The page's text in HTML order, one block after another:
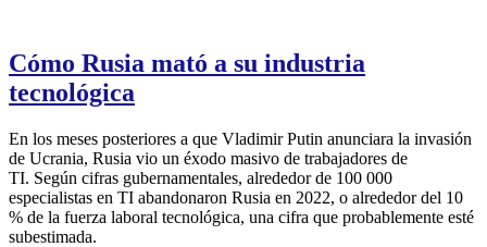
Cómo Rusia mató a su industria
tecnológica
En los meses posteriores a que Vladimir Putin anunciara la invasión
de Ucrania, Rusia vio un éxodo masivo de trabajadores de
TI. Según cifras gubernamentales, alrededor de 100 000
especialistas en TI abandonaron Rusia en 2022, o alrededor del 10
% de la fuerza laboral tecnológica, una cifra que probablemente esté
subestimada.